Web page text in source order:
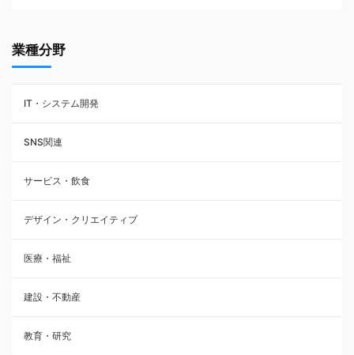
業種分野
IT・システム開発
SNS関連
サービス・飲食
デザイン・クリエイティブ
医療・福祉
建設・不動産
教育・研究